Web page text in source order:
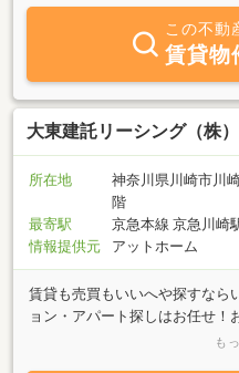
この不動
賃貸物
大東建託リーシング（株
所在地
神奈川県川崎市川
階
最寄駅
京急本線 京急川崎
情報提供元
アットホーム
賃貸も売買もいいへや探すなら
ョン・アパート探しはお任せ
ループ創業52年の当店へ。9言
も